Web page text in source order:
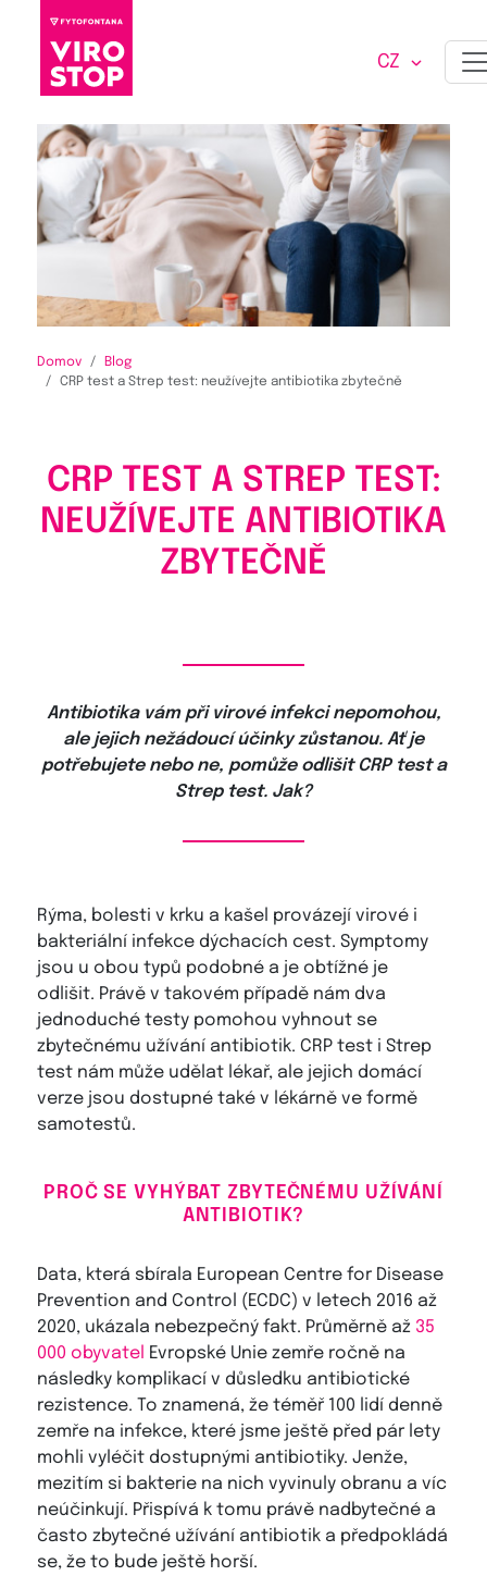
CZ
Domov
Blog
CRP test a Strep test: neužívejte antibiotika zbytečně
CRP TEST A STREP TEST:
NEUŽÍVEJTE ANTIBIOTIKA
ZBYTEČNĚ
Antibiotika vám při virové infekci nepomohou,
ale jejich nežádoucí účinky zůstanou. Ať je
potřebujete nebo ne, pomůže odlišit CRP test a
Strep test. Jak?
Rýma, bolesti v krku a kašel provázejí virové i
bakteriální infekce dýchacích cest. Symptomy
jsou u obou typů podobné a je obtížné je
odlišit. Právě v takovém případě nám dva
jednoduché testy pomohou vyhnout se
zbytečnému užívání antibiotik. CRP test i Strep
test nám může udělat lékař, ale jejich domácí
verze jsou dostupné také v lékárně ve formě
samotestů.
PROČ SE VYHÝBAT ZBYTEČNÉMU UŽÍVÁNÍ
ANTIBIOTIK?
Data, která sbírala European Centre for Disease
Prevention and Control (ECDC) v letech 2016 až
2020, ukázala nebezpečný fakt. Průměrně až 35
000 obyvatel Evropské Unie zemře ročně na
následky komplikací v důsledku antibiotické
rezistence. To znamená, že téměř 100 lidí denně
zemře na infekce, které jsme ještě před pár lety
mohli vyléčit dostupnými antibiotiky. Jenže,
mezitím si bakterie na nich vyvinuly obranu a víc
neúčinkují. Přispívá k tomu právě nadbytečné a
často zbytečné užívání antibiotik a předpokládá
se, že to bude ještě horší.